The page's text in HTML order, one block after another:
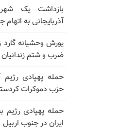
بازداشت یک
آذربایجانی به
ضرب و شتم زندانیان
حمله پهپادی
حزب دموکرات
حمله پهپادی رژیم
ایران در جنوب اربیل